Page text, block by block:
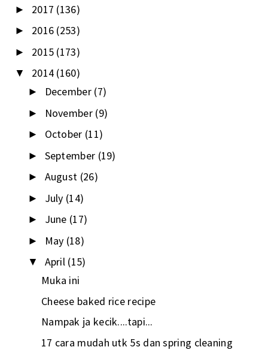
► 2017 (136)
► 2016 (253)
► 2015 (173)
▼ 2014 (160)
► December (7)
► November (9)
► October (11)
► September (19)
► August (26)
► July (14)
► June (17)
► May (18)
▼ April (15)
Muka ini
Cheese baked rice recipe
Nampak ja kecik....tapi...
17 cara mudah utk 5s dan spring cleaning